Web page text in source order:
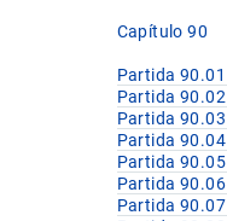
Capítulo 90
Partida 90.01
Partida 90.02
Partida 90.03
Partida 90.04
Partida 90.05
Partida 90.06
Partida 90.07